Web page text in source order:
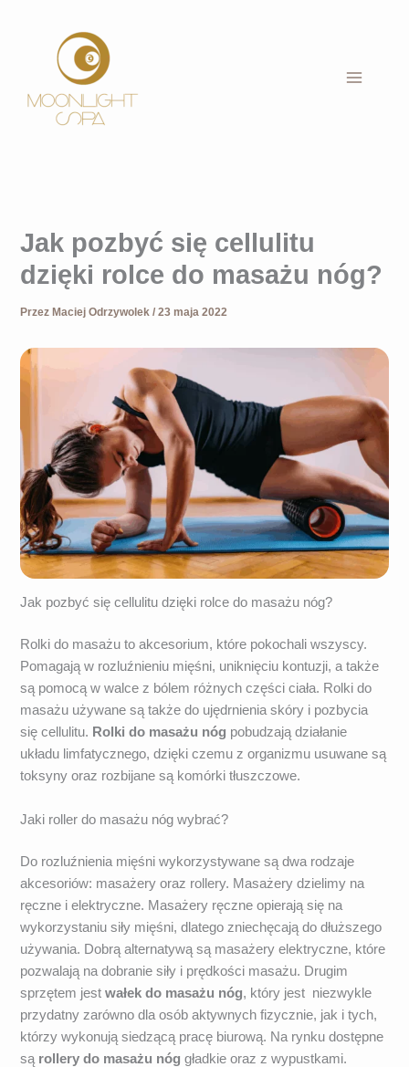
Jak pozbyć się cellulitu
dzięki rolce do masażu nóg?
Przez Maciej Odrzywolek/23 maja 2022
Jak pozbyć się cellulitu dzięki rolce do masażu nóg?
Rolki do masażu to akcesorium, które pokochali wszyscy.
Pomagają w rozluźnieniu mięśni, uniknięciu kontuzji, a także
są pomocą w walce z bólem różnych części ciała. Rolki do
masażu używane są także do ujędrnienia skóry i pozbycia
się cellulitu. Rolki do masażu nóg pobudzają działanie
układu limfatycznego, dzięki czemu z organizmu usuwane są
toksyny oraz rozbijane są komórki tłuszczowe.
Jaki roller do masażu nóg wybrać?
Do rozluźnienia mięśni wykorzystywane są dwa rodzaje
akcesoriów: masażery oraz rollery. Masażery dzielimy na
ręczne i elektryczne. Masażery ręczne opierają się na
wykorzystaniu siły mięśni, dlatego zniechęcają do dłuższego
używania. Dobrą alternatywą są masażery elektryczne, które
pozwalają na dobranie siły i prędkości masażu. Drugim
sprzętem jestwałek do masażu nóg, który jest niezwykle
przydatny zarówno dla osób aktywnych fizycznie, jak i tych,
którzy wykonują siedzącą pracę biurową. Na rynku dostępne
są rollery do masażu nóggładkie oraz z wypustkami.